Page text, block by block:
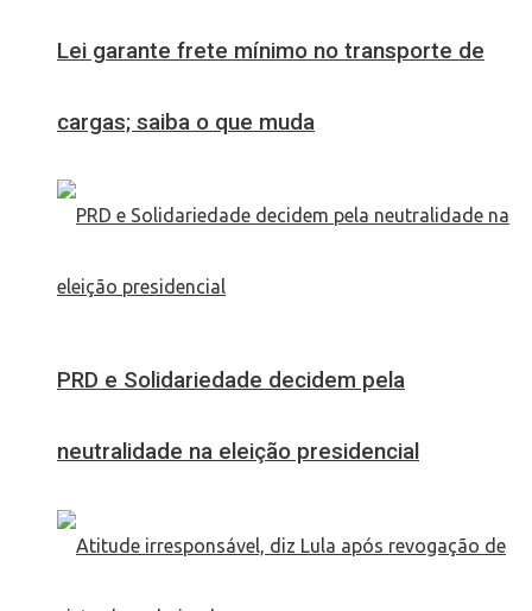
Lei garante frete mínimo no transporte de
cargas; saiba o que muda
PRD e Solidariedade decidem pela
neutralidade na eleição presidencial